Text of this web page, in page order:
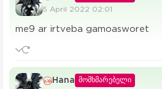
5 April 2022 02:01
me9 ar irtveba gamoasworet
Hana მომხმარებელი